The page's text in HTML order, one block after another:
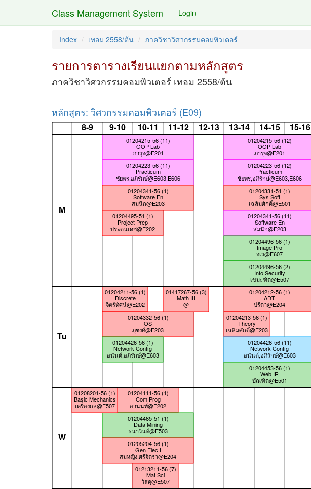
Class Management System Login
Index เทอม 2558/ต้น ภาควิชาวิศวกรรมคอมพิวเตอร์
รายการตารางเรียนแยกตามหลักสูตร
ภาควิชาวิศวกรรมคอมพิวเตอร์ เทอม 2558/ต้น
หลักสูตร: วิศวกรรมคอมพิวเตอร์ (E09)
8-9 9-10 10-11 11-12 12-13 13-14 14-15 15-16
01204111-56 (1)
Com Prog
อานนท์@E202
01204211-56 (1)
Discrete
จิตร์ทัศน์@E202
01204212-56 (1)
ADT
ปรีดา@E204
01204213-56 (1)
Theory
เฉลิมศักดิ์@E203
01204215-56 (11)
OOP Lab
ภารุจ@E201
01204215-56 (12)
OOP Lab
ภารุจ@E201
01204223-56 (11)
Practicum
ชัยพร,อภิรักษ์@E603,E606
01204223-56 (12)
Practicum
ชัยพร,อภิรักษ์@E603,E606
01204331-51 (1)
Sys Soft
เฉลิมศักดิ์@E501
01204332-56 (1)
OS
ภุชงค์@E203
01204341-56 (1)
Software En
สมนึก@E203
01204341-56 (11)
Software En
สมนึก@E203
01204426-56 (1)
Network Config
อนันต์,อภิรักษ์@E603
01204426-56 (11)
Network Config
อนันต์,อภิรักษ์@E603
01204453-56 (1)
Web IR
บัณฑิต@E501
01204465-51 (1)
Data Mining
ธนาวินท์@E503
01204495-51 (1)
Project Prep
ประดนเดช@E202
01204496-56 (1)
Image Pro
จเร@E607
01204496-56 (2)
Info Security
เขมะฑัต@E507
01205204-56 (1)
Gen Elec I
สมหญิง,ศรีจิตรา@E204
01208201-56 (1)
Basic Mechanics
เครื่องกล@E507
01213211-56 (7)
Mat Sci
วัสดุ@E507
01417267-56 (3)
Math III
-@-
M
Tu
W